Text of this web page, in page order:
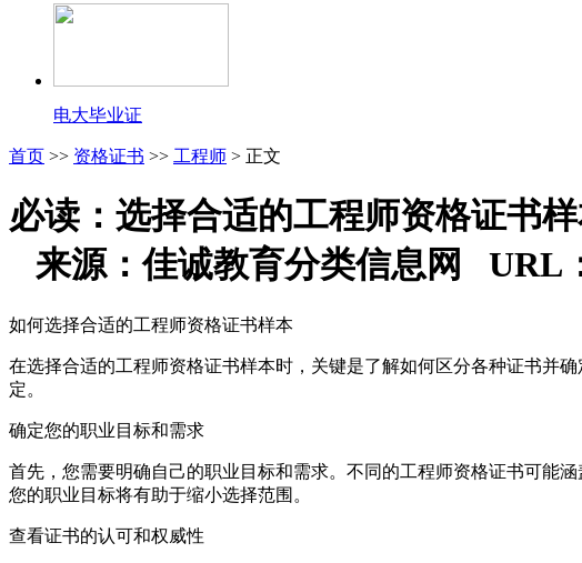
电大毕业证
首页 >> 资格证书 >> 工程师 > 正文
必读：选择合适的工程师资格证书
来源：佳诚教育分类信息网 URL
如何选择合适的工程师资格证书样本
在选择合适的工程师资格证书样本时，关键是了解如何区分各种证书并
定。
确定您的职业目标和需求
首先，您需要明确自己的职业目标和需求。不同的工程师资格证书可能
您的职业目标将有助于缩小选择范围。
查看证书的认可和权威性